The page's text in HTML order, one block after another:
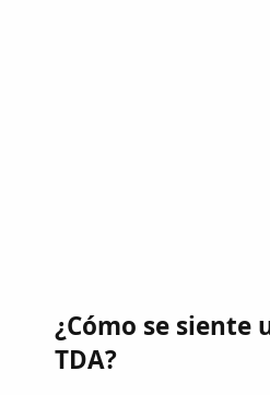
¿Cómo se siente
TDA?